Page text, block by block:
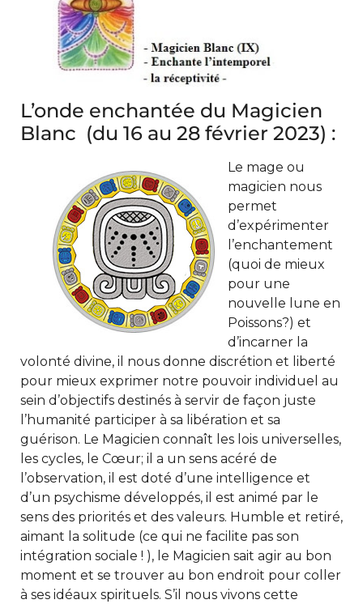
L’onde enchantée du Magicien
Blanc (du 16 au 28 février 2023) :
Le mage ou
magicien nous
permet
d’expérimenter
l’enchantement
(quoi de mieux
pour une
nouvelle lune en
Poissons?) et
d’incarner la
volonté divine, il nous donne discrétion et liberté
pour mieux exprimer notre pouvoir individuel au
sein d’objectifs destinés à servir de façon juste
l’humanité participer à sa libération et sa
guérison. Le Magicien connaît les lois universelles,
les cycles, le Cœur; il a un sens acéré de
l’observation, il est doté d’une intelligence et
d’un psychisme développés, il est animé par le
sens des priorités et des valeurs. Humble et retiré,
aimant la solitude (ce qui ne facilite pas son
intégration sociale ! ), le Magicien sait agir au bon
moment et se trouver au bon endroit pour coller
à ses idéaux spirituels. S’il nous vivons cette